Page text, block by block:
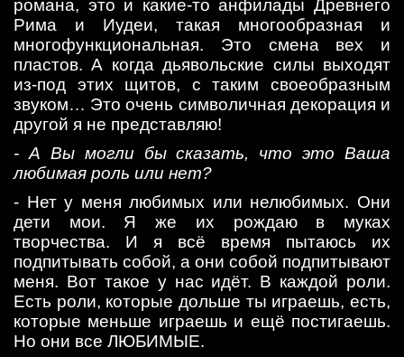
романа, это и какие-то анфилады Древнего
Рима и Иудеи, такая многообразная и
многофункциональная. Это смена вех и
пластов. А когда дьявольские силы выходят
из-под этих щитов, с таким своеобразным
звуком… Это очень символичная декорация и
другой я не представляю!
- А Вы могли бы сказать, что это Ваша
любимая роль или нет?
- Нет у меня любимых или нелюбимых. Они
дети мои. Я же их рождаю в муках
творчества. И я всё время пытаюсь их
подпитывать собой, а они собой подпитывают
меня. Вот такое у нас идёт. В каждой роли.
Есть роли, которые дольше ты играешь, есть,
которые меньше играешь и ещё постигаешь.
Но они все ЛЮБИМЫЕ.